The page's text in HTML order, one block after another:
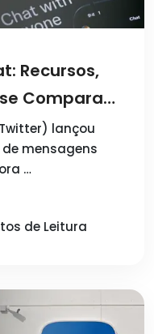
Recursos,
Compara
lançou
mensagens
…
de Leitura